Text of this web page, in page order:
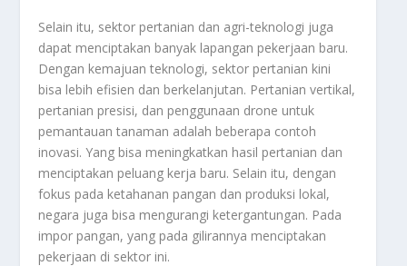
Selain itu, sektor pertanian dan agri-teknologi juga
dapat menciptakan banyak lapangan pekerjaan baru.
Dengan kemajuan teknologi, sektor pertanian kini
bisa lebih efisien dan berkelanjutan. Pertanian vertikal,
pertanian presisi, dan penggunaan drone untuk
pemantauan tanaman adalah beberapa contoh
inovasi. Yang bisa meningkatkan hasil pertanian dan
menciptakan peluang kerja baru. Selain itu, dengan
fokus pada ketahanan pangan dan produksi lokal,
negara juga bisa mengurangi ketergantungan. Pada
impor pangan, yang pada gilirannya menciptakan
pekerjaan di sektor ini.